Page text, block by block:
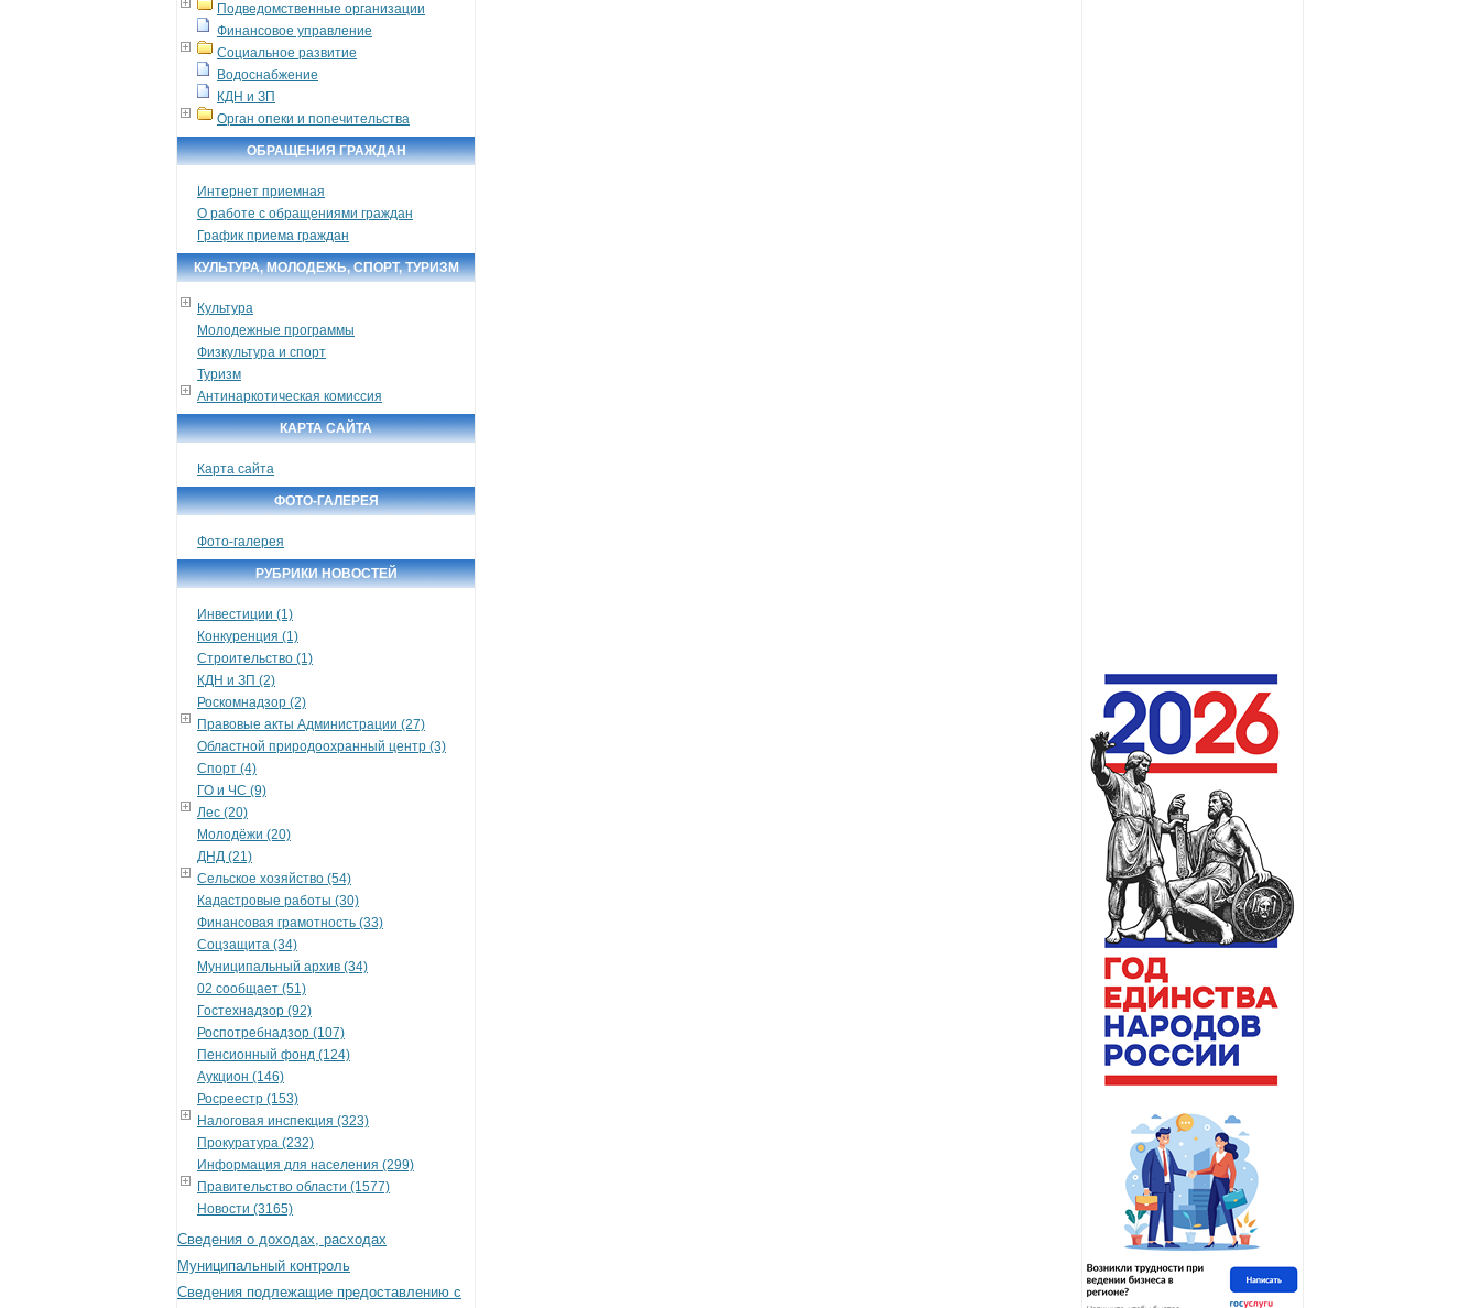
Подведомственные организации
Финансовое управление
Социальное развитие
Водоснабжение
КДН и ЗП
Орган опеки и попечительства
ОБРАЩЕНИЯ ГРАЖДАН
Интернет приемная
О работе с обращениями граждан
График приема граждан
КУЛЬТУРА, МОЛОДЕЖЬ, СПОРТ, ТУРИЗМ
Культура
Молодежные программы
Физкультура и спорт
Туризм
Антинаркотическая комиссия
КАРТА САЙТА
Карта сайта
ФОТО-ГАЛЕРЕЯ
Фото-галерея
РУБРИКИ НОВОСТЕЙ
Инвестиции (1)
Конкуренция (1)
Строительство (1)
КДН и ЗП (2)
Роскомнадзор (2)
Правовые акты Администрации (27)
Областной природоохранный центр (3)
Спорт (4)
ГО и ЧС (9)
Лес (20)
Молодёжи (20)
ДНД (21)
Сельское хозяйство (54)
Кадастровые работы (30)
Финансовая грамотность (33)
Соцзащита (34)
Муниципальный архив (34)
02 сообщает (51)
Гостехнадзор (92)
Роспотребнадзор (107)
Пенсионный фонд (124)
Аукцион (146)
Росреестр (153)
Налоговая инспекция (323)
Прокуратура (232)
Информация для населения (299)
Правительство области (1577)
Новости (3165)
Сведения о доходах, расходах
Муниципальный контроль
Сведения подлежащие предоставлению с